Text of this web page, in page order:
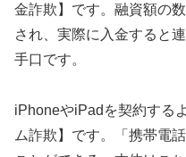
金詐欺】です。融資額の
され、実際に入金すると
手口です。
iPhoneやiPadを契約する
ム詐欺】です。「携帯電